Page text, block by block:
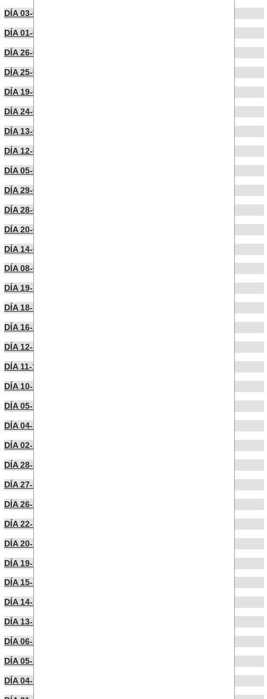
DÍA 03-04-2025
DÍA 01-04-2025
DÍA 26-03-2025
DÍA 25-03-2025
DÍA 19-03-2025
DÍA 24-02-2025
DÍA 13-02-2025
DÍA 12-02-2025
DÍA 05-02-2025
DÍA 29-01-2025
DÍA 28-01-2025
DÍA 20-01-2025
DÍA 14-01-2025
DÍA 08-01-2025
DÍA 19-12-2024
DÍA 18-12-2024
DÍA 16-12-2024
DÍA 12-12-2024
DÍA 11-12-2024
DÍA 10-12-2024
DÍA 05-12-2024
DÍA 04-12-2024
DÍA 02-12-2024
DÍA 28-11-2024
DÍA 27-11-2024
DÍA 26-11-2024
DÍA 22-11-2024
DÍA 20-11-2024
DÍA 19-11-2024
DÍA 15-11-2024
DÍA 14-11-2024
DÍA 13-11-2024
DÍA 06-11-2024
DÍA 05-11-2024
DÍA 04-11-2024